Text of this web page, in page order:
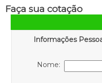
Faça sua cotação
Informações
Nome: